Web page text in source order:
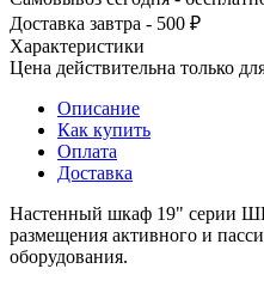
Доставка завтра - 500 ₽
Характеристики
Цена действительна только
Описание
Как купить
Оплата
Доставка
Настенный шкаф 19" серии
размещения активного и
оборудования.